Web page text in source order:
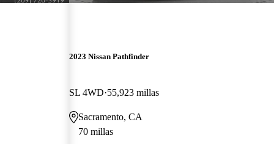
2023 Nissan Pathfinder
SL 4WD 55,923 millas
Sacramento, CA
70 millas